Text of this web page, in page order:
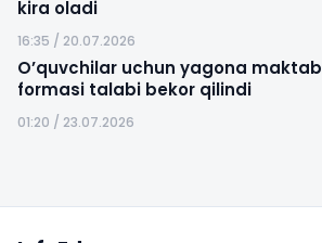
kira oladi
16:35 / 20.07.2026
O’quvchilar uchun yagona maktab
formasi talabi bekor qilindi
01:20 / 23.07.2026